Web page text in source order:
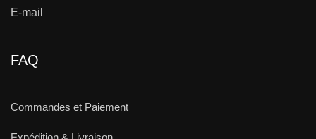
E-mail
FAQ
Commandes et Paiement